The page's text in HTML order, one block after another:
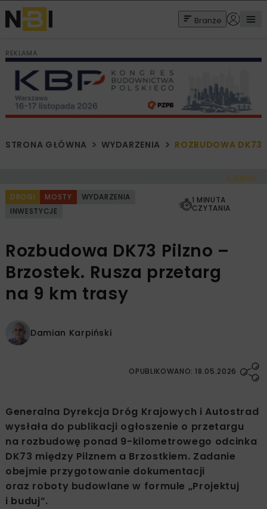
Branże
REKLAMA
STRONA GŁÓWNA WYDARZENIA ROZBUDOWA DK73
< Cofnij
DROGI MOSTY
WYDARZENIA
INWESTYCJE
1 MINUTA
CZYTANIA
Rozbudowa DK73 Pilzno –
Brzostek. Rusza przetarg
na 9 km trasy
Damian Karpiński
OPUBLIKOWANO: 18.05.2026
Generalna Dyrekcja Dróg Krajowych i Autostrad
wysłała do publikacji ogłoszenie o przetargu
na rozbudowę ponad 9-kilometrowego odcinka
DK73 między Pilznem a Brzostkiem. Zadanie
obejmie przygotowanie dokumentacji
oraz roboty budowlane w formule „Projektuj
i buduj”.